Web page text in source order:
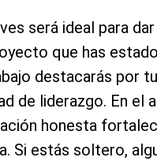
será ideal para
que has
destacarás por
de liderazgo. En el
honesta
Si estás soltero,